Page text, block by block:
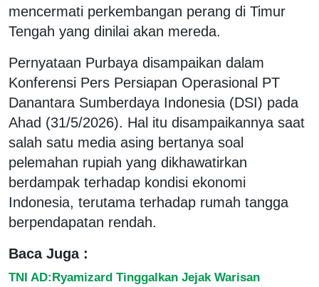
mencermati perkembangan perang di Timur
Tengah yang dinilai akan mereda.
Pernyataan Purbaya disampaikan dalam
Konferensi Pers Persiapan Operasional PT
Danantara Sumberdaya Indonesia (DSI) pada
Ahad (31/5/2026). Hal itu disampaikannya saat
salah satu media asing bertanya soal
pelemahan rupiah yang dikhawatirkan
berdampak terhadap kondisi ekonomi
Indonesia, terutama terhadap rumah tangga
berpendapatan rendah.
Baca Juga :
TNI AD:Ryamizard Tinggalkan Jejak Warisan